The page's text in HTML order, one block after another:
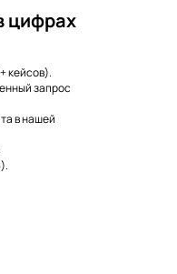
цифрах
кейсов).
запрос
в нашей